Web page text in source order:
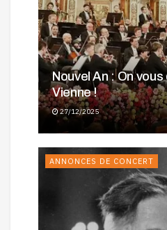
Nouvel An : On
Vienne !
27/12/2025
ANNONCES DE CONCERT